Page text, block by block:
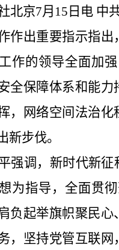
北京7月15日电 中
作出重要指示指
作的领导全面加
全保障体系和能
，网络空间法治
新步伐。
强调，新时代新
为指导，全面贯
负起举旗帜聚民
，坚持党管互联